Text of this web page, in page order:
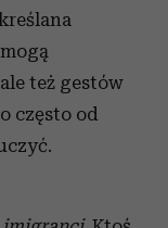
też gestów
często od